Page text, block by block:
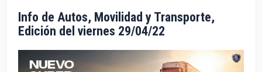
Info de Autos, Movilidad y Transporte,
Edición del viernes 29/04/22